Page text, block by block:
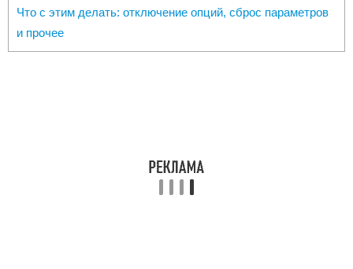
Что с этим делать: отключение опций, сброс параметров
и прочее